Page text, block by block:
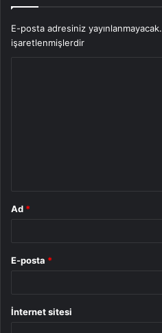
E-posta adresiniz yayınlanmayacak.
işaretlenmişlerdir
Ad *
E-posta *
İnternet sitesi